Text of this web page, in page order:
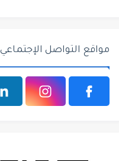
مواقع التواصل الإجتماعي